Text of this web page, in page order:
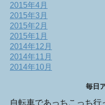
2015年4月
2015年3月
2015年2月
2015年1月
2014年12月
2014年11月
2014年10月
毎日
自転車であっちこっち行